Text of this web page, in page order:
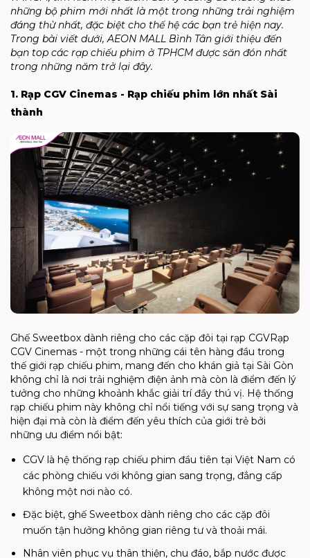
những bộ phim mới nhất là một trong những trải nghiệm
đáng thử nhất, đặc biệt cho thế hệ các bạn trẻ hiện nay.
Trong bài viết dưới, AEON MALL Bình Tân giới thiệu đến
bạn top các rạp chiếu phim ở TPHCM được săn đón nhất
trong những năm trở lại đây.
1. Rạp CGV Cinemas - Rạp chiếu phim lớn nhất Sài
thành
Ghế Sweetbox dành riêng cho các cặp đôi tại rạp CGVRạp
CGV Cinemas - một trong những cái tên hàng đầu trong
thế giới rạp chiếu phim, mang đến cho khán giả tại Sài Gòn
không chỉ là nơi trải nghiệm điện ảnh mà còn là điểm đến lý
tưởng cho những khoảnh khắc giải trí đầy thú vị. Hệ thống
rạp chiếu phim này không chỉ nổi tiếng với sự sang trọng và
hiện đại mà còn là điểm đến yêu thích của giới trẻ bởi
những ưu điểm nổi bật:
CGV là hệ thống rạp chiếu phim đầu tiên tại Việt Nam có
các phòng chiếu với không gian sang trọng, đẳng cấp
không một nơi nào có.
Đặc biệt, ghế Sweetbox dành riêng cho các cặp đôi
muốn tận hưởng không gian riêng tư và thoải mái.
Nhân viên phục vụ thân thiện, chu đáo, bắp nước được